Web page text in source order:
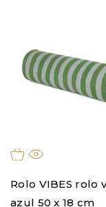
Rolo VIBES rolo
azul 50 x 18 cm